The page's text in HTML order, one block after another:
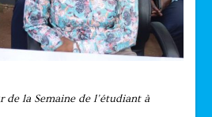
la Semaine de l’étudiant à